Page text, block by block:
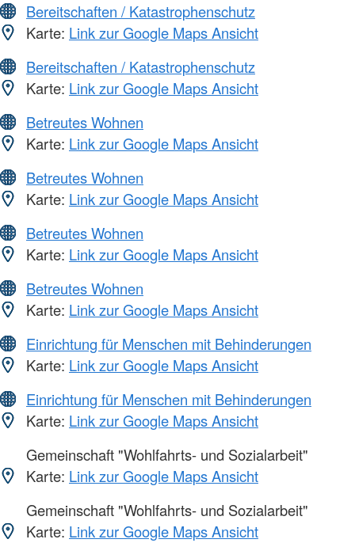
Bereitschaften / Katastrophenschutz
Karte: Link zur Google Maps Ansicht
Bereitschaften / Katastrophenschutz
Karte: Link zur Google Maps Ansicht
Betreutes Wohnen
Karte: Link zur Google Maps Ansicht
Betreutes Wohnen
Karte: Link zur Google Maps Ansicht
Betreutes Wohnen
Karte: Link zur Google Maps Ansicht
Betreutes Wohnen
Karte: Link zur Google Maps Ansicht
Einrichtung für Menschen mit Behinderungen
Karte: Link zur Google Maps Ansicht
Einrichtung für Menschen mit Behinderungen
Karte: Link zur Google Maps Ansicht
Gemeinschaft "Wohlfahrts- und Sozialarbeit"
Karte: Link zur Google Maps Ansicht
Gemeinschaft "Wohlfahrts- und Sozialarbeit"
Karte: Link zur Google Maps Ansicht